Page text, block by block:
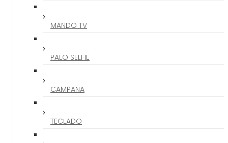
MANDO TV
PALO SELFIE
CAMPANA
TECLADO